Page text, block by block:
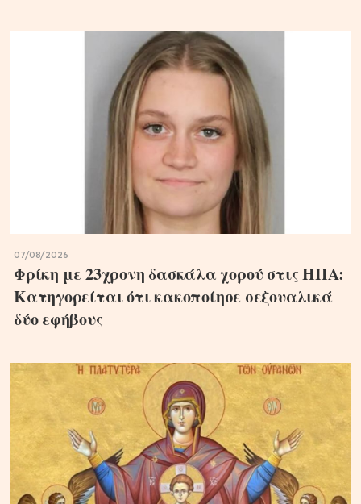
07/08/2026
Φρίκη με 23χρονη δασκάλα χορού στις ΗΠΑ:
Κατηγορείται ότι κακοποίησε σεξουαλικά
δύο εφήβους